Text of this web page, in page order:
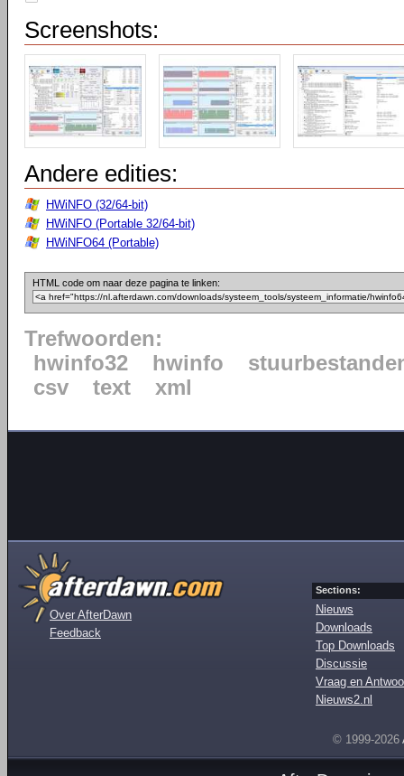
Screenshots:
Andere edities:
HWiNFO (32/64-bit)
HWiNFO (Portable 32/64-bit)
HWiNFO64 (Portable)
HTML code om naar deze pagina te linken:
Trefwoorden:
hwinfo32
hwinfo
csv
text xml
Over AfterDawn
Feedback
Sections:
Nieuws
Downloads
Top Downloads
Discussie
Vraag en
Nieuws2.nl
© 1999-2026